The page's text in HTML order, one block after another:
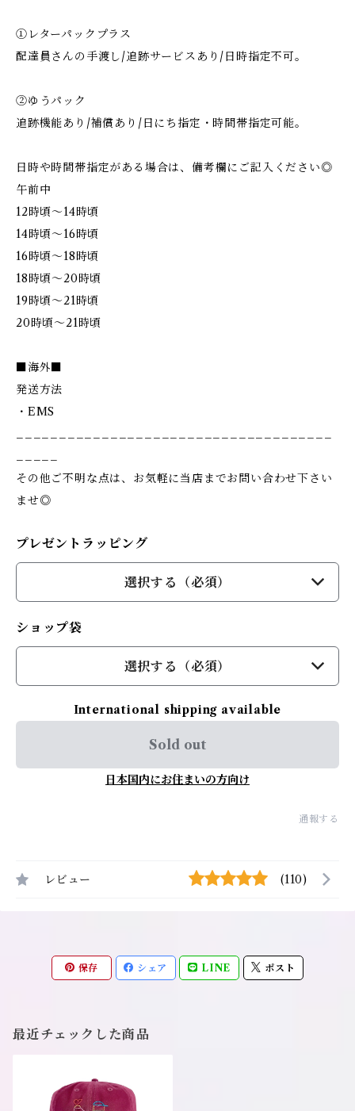
①レターパックプラス
配達員さんの手渡し/追跡サービスあり/日時指定不可。
②ゆうパック
追跡機能あり/補償あり/日にち指定・時間帯指定可能。
日時や時間帯指定がある場合は、備考欄にご記入ください◎
午前中
12時頃～14時頃
14時頃～16時頃
16時頃～18時頃
18時頃～20時頃
19時頃～21時頃
20時頃～21時頃
■海外■
発送方法
・EMS
その他ご不明な点は、お気軽に当店までお問い合わせ下さい
ませ◎
プレゼントラッピング
選択する（必須）
ショップ袋
選択する（必須）
International shipping available
Sold out
日本国内にお住まいの方向け
通報する
レビュー (110)
保存 シェア LINE ポスト
最近チェックした商品